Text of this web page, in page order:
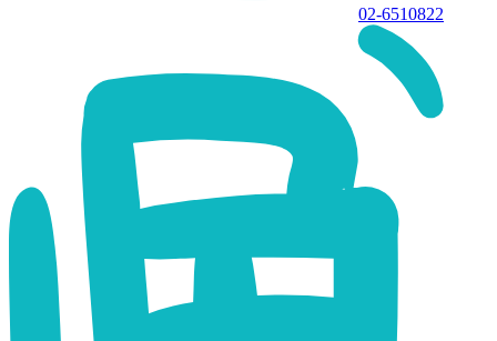
02-6510822